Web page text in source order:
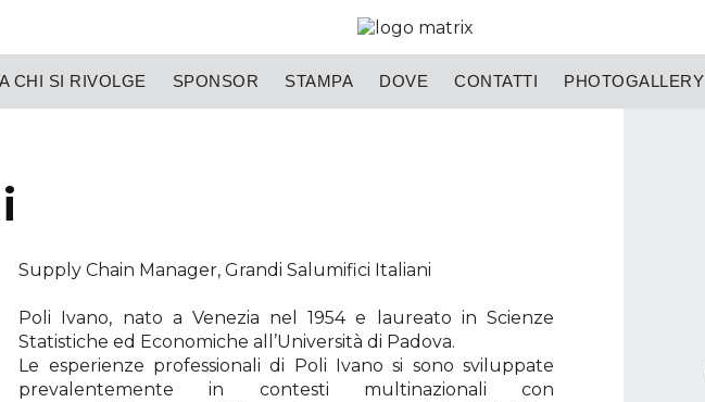
A CHI SI RIVOLGE SPONSOR STAMPA DOVE CONTATTI PHOTOGALLERY
Supply Chain Manager, Grandi Salumifici Italiani
Poli Ivano, nato a Venezia nel 1954 e laureato in Scienze
Statistiche ed Economiche all’Università di Padova.
Le esperienze professionali di Poli Ivano si sono sviluppate
prevalentemente in contesti multinazionali con